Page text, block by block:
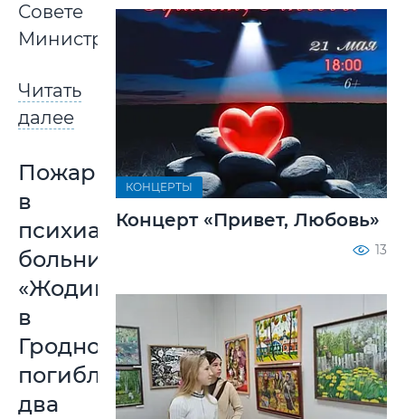
Совете
Министров.
Читать
далее
Пожар
в
психиатрической
больнице
«Жодишки»
в
Гродно:
погибли
два
КОНЦЕРТЫ
Концерт «Привет, Любовь»
13